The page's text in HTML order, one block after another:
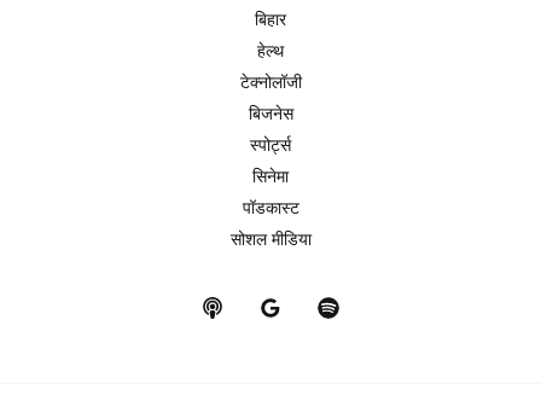
बिहार
हेल्थ
टेक्नोलॉजी
बिजनेस
स्पोर्ट्स
सिनेमा
पॉडकास्ट
सोशल मीडिया